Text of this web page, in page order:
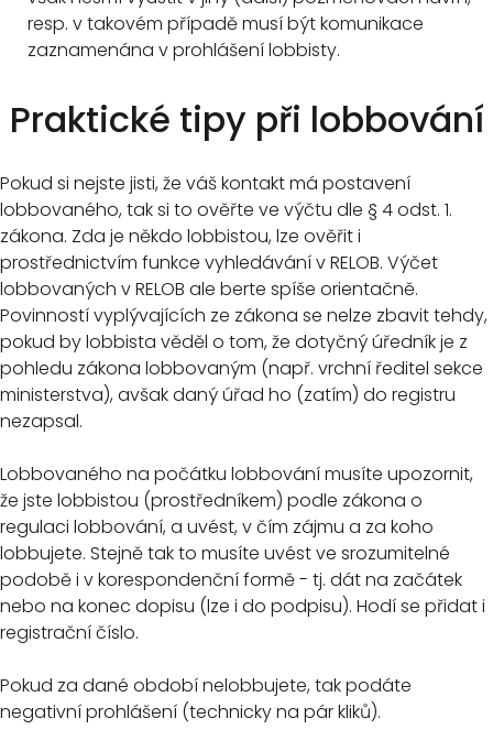
resp. v takovém případě musí být komunikace
zaznamenána v prohlášení lobbisty.
Praktické tipy při lobbování
Pokud si nejste jisti, že váš kontakt má postavení
lobbovaného, tak si to ověřte ve výčtu dle § 4 odst. 1.
zákona. Zda je někdo lobbistou, lze ověřit i
prostřednictvím funkce vyhledávání v RELOB. Výčet
lobbovaných v RELOB ale berte spíše orientačně.
Povinností vyplývajících ze zákona se nelze zbavit tehdy,
pokud by lobbista věděl o tom, že dotyčný úředník je z
pohledu zákona lobbovaným (např. vrchní ředitel sekce
ministerstva), avšak daný úřad ho (zatím) do registru
nezapsal.
Lobbovaného na počátku lobbování musíte upozornit,
že jste lobbistou (prostředníkem) podle zákona o
regulaci lobbování, a uvést, v čím zájmu a za koho
lobbujete. Stejně tak to musíte uvést ve srozumitelné
podobě i v korespondenční formě - tj. dát na začátek
nebo na konec dopisu (lze i do podpisu). Hodí se přidat i
registrační číslo.
Pokud za dané období nelobbujete, tak podáte
negativní prohlášení (technicky na pár kliků).